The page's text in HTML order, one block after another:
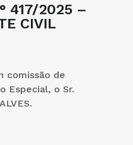
417/2025 –
CIVIL
comissão de
Especial, o Sr.